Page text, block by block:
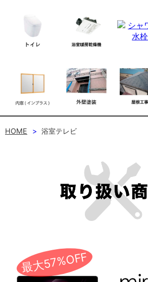
HOME 浴室テレビ
最大57%OFF